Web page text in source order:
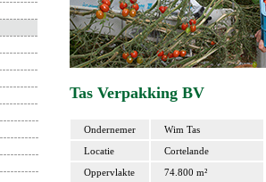
Tas Verpakking BV
Ondernemer
Wim Tas
Locatie
Cortelande
Oppervlakte
74.800 m²